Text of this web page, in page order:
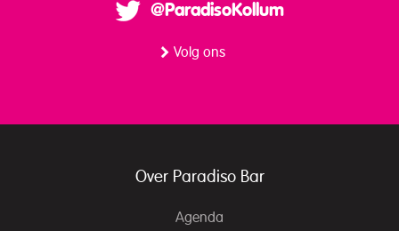
@ParadisoKollum
Volg ons
Over Paradiso Bar
Agenda